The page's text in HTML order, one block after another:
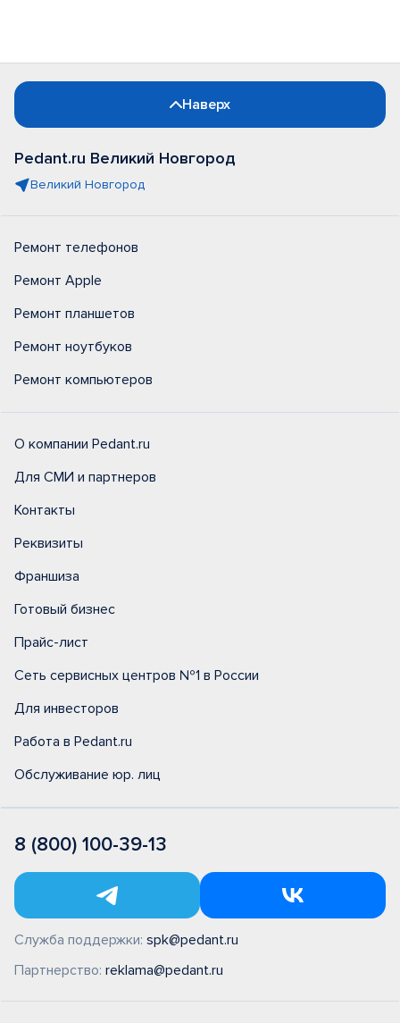
Наверх
Pedant.ru Великий Новгород
Великий Новгород
Ремонт телефонов
Ремонт Apple
Ремонт планшетов
Ремонт ноутбуков
Ремонт компьютеров
О компании Pedant.ru
Для СМИ и партнеров
Контакты
Реквизиты
Франшиза
Готовый бизнес
Прайс-лист
Сеть сервисных центров №1 в России
Для инвесторов
Работа в Pedant.ru
Обслуживание юр. лиц
8 (800) 100-39-13
Служба поддержки: spk@pedant.ru
Партнерство: reklama@pedant.ru